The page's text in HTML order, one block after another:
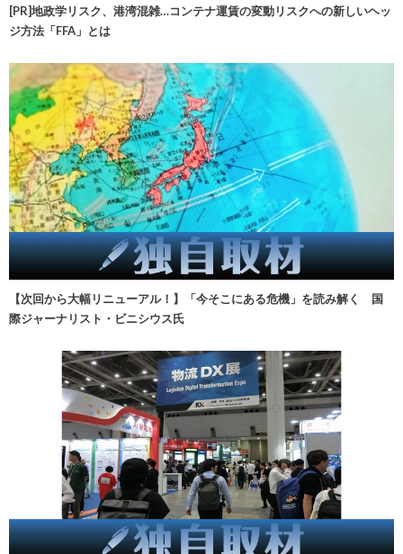
[PR]地政学リスク、港湾混雑…コンテナ運賃の変動リスクへの新しいヘッ
ジ方法「FFA」とは
【次回から大幅リニューアル！】「今そこにある危機」を読み解く 国
際ジャーナリスト・ビニシウス氏